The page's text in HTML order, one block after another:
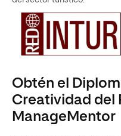
Obtén el
Creatividad del
ManageMentor